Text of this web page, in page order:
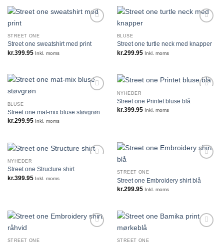
STREET ONE
Street one sweatshirt med print
kr.399.95 Inkl. moms
BLUSE
Street one turtle neck med knapper
kr.299.95 Inkl. moms
BLUSE
Street one mat-mix bluse støvgrøn
kr.299.95 Inkl. moms
NYHEDER
Street one Printet bluse blå
kr.399.95 Inkl. moms
NYHEDER
Street one Structure shirt
kr.399.95 Inkl. moms
STREET ONE
Street one Embroidery shirt blå
kr.299.95 Inkl. moms
STREET ONE STREET ONE